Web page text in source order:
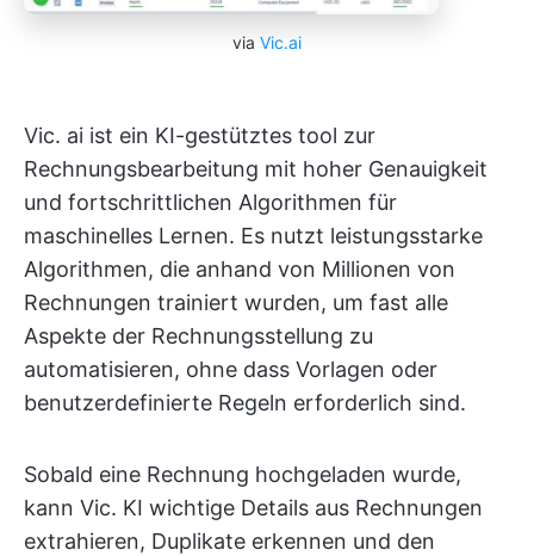
via Vic.ai
Vic. ai ist ein KI-gestütztes tool zur
Rechnungsbearbeitung mit hoher Genauigkeit
und fortschrittlichen Algorithmen für
maschinelles Lernen. Es nutzt leistungsstarke
Algorithmen, die anhand von Millionen von
Rechnungen trainiert wurden, um fast alle
Aspekte der Rechnungsstellung zu
automatisieren, ohne dass Vorlagen oder
benutzerdefinierte Regeln erforderlich sind.
Sobald eine Rechnung hochgeladen wurde,
kann Vic. KI wichtige Details aus Rechnungen
extrahieren, Duplikate erkennen und den